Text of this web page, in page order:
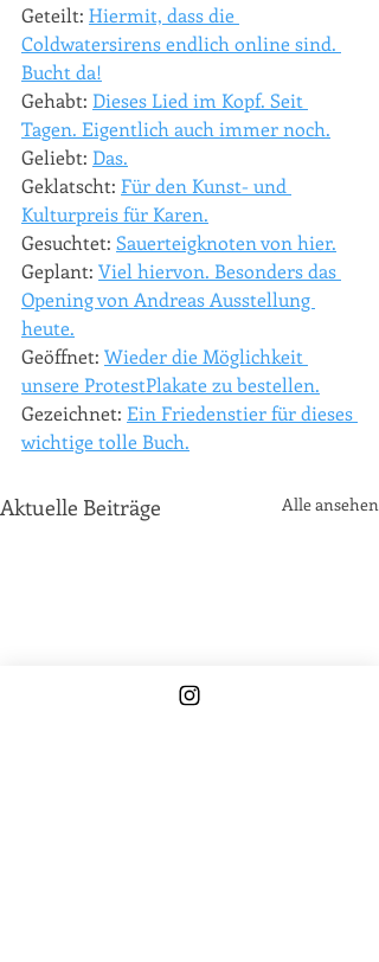
Geteilt: Hiermit, dass die
Coldwatersirens endlich online sind.
Bucht da!
Gehabt: Dieses Lied im Kopf. Seit
Tagen. Eigentlich auch immer noch.
Geliebt: Das.
Geklatscht: Für den Kunst- und
Kulturpreis für Karen.
Gesuchtet: Sauerteigknoten von hier.
Geplant: Viel hiervon. Besonders das
Opening von Andreas Ausstellung
heute.
Geöffnet: Wieder die Möglichkeit
unsere ProtestPlakate zu bestellen.
Gezeichnet: Ein Friedenstier für dieses
wichtige tolle Buch.
Aktuelle Beiträge Alle ansehen